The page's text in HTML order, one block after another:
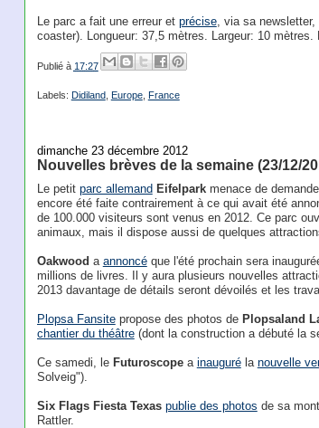
Le parc a fait une erreur et précise, via sa newsletter,
coaster). Longueur: 37,5 mètres. Largeur: 10 mètres.
Publié à 17:27
Labels: Didiland, Europe, France
dimanche 23 décembre 2012
Nouvelles brèves de la semaine (23/12/
Le petit parc allemand Eifelparkmenace de
encore été faite contrairement à ce qui avait été
de 100.000 visiteurs sont venus en 2012. Ce parc
animaux, mais il dispose aussi de quelques
Oakwood a annoncéque l'été prochain sera
millions de livres. Il y aura plusieurs nouvelles
2013 davantage de détails seront dévoilés et les
Plopsa Fansitepropose des photos de Plopsaland
chantier du théâtre(dont la construction a débuté la
Ce samedi, le Futuroscopea inauguréla nouvelle
Solveig").
Six Flags Fiesta Texas publie des photos de sa
Rattler.